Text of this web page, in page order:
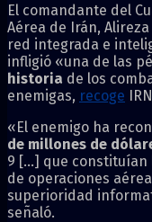
El comandante del
Aérea de Irán,
red integrada e
infligió «una de las
historia de los
enemigas, recoge
«El enemigo ha
de millones de
9 […] que constituían
de operaciones
superioridad
señaló.